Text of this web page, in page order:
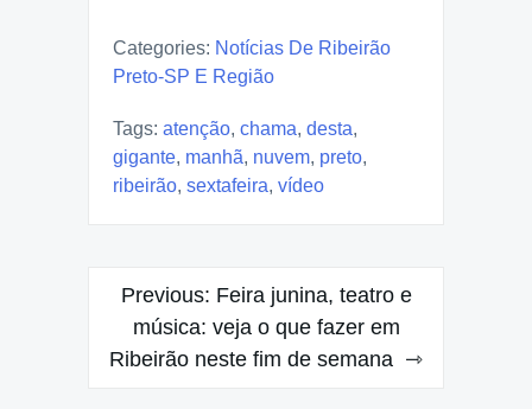
Categories: Notícias De Ribeirão
Preto-SP E Região
Tags: atenção, chama, desta,
gigante, manhã, nuvem, preto,
ribeirão, sextafeira, vídeo
Post
navigation
Previous: Feira junina, teatro e
música: veja o que fazer em
Ribeirão neste fim de semana